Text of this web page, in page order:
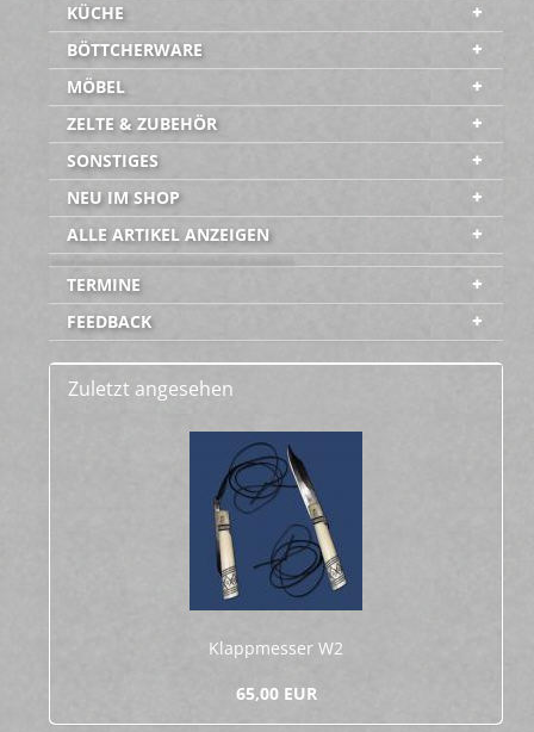
KÜCHE
BÖTTCHERWARE
MÖBEL
ZELTE & ZUBEHÖR
SONSTIGES
NEU IM SHOP
ALLE ARTIKEL ANZEIGEN
-----------------------------------------
TERMINE
FEEDBACK
Zuletzt angesehen
Klapp­mes­ser W2
65,00 EUR